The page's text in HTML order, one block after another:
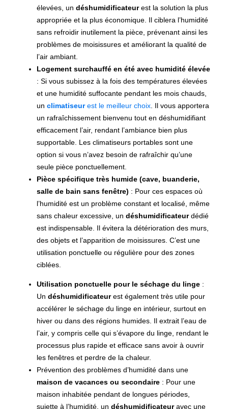
élevées, undéshumidificateurest la solution la plus
appropriée et la plus économique. Il ciblera l’humidité
sans refroidir inutilement la pièce, prévenant ainsi les
problèmes de moisissures et améliorant la qualité de
l’air ambiant.
Logement surchauffé en été avec humidité élevée
: Si vous subissez à la fois des températures élevées
et une humidité suffocante pendant les mois chauds,
unclimatiseurest le meilleur choix . Il vous apportera
un rafraîchissement bienvenu tout en déshumidifiant
efficacement l’air, rendant l’ambiance bien plus
supportable. Les climatiseurs portables sont une
option si vous n’avez besoin de rafraîchir qu’une
seule pièce ponctuellement.
Pièce spécifique très humide (cave, buanderie,
salle de bain sans fenêtre) : Pour ces espaces où
l’humidité est un problème constant et localisé, même
sans chaleur excessive, undéshumidificateurdédié
est indispensable. Il évitera la détérioration des murs,
des objets et l’apparition de moisissures. C’est une
utilisation ponctuelle ou régulière pour des zones
ciblées.
Utilisation ponctuelle pour le séchage du linge :
Undéshumidificateurest également très utile pour
accélérer le séchage du linge en intérieur, surtout en
hiver ou dans des régions humides. Il extrait l’eau de
l’air, y compris celle qui s’évapore du linge, rendant le
processus plus rapide et efficace sans avoir à ouvrir
les fenêtres et perdre de la chaleur.
Prévention des problèmes d’humidité dans une
maison de vacances ou secondaire : Pour une
maison inhabitée pendant de longues périodes,
sujette à l’humidité, undéshumidificateuravec une